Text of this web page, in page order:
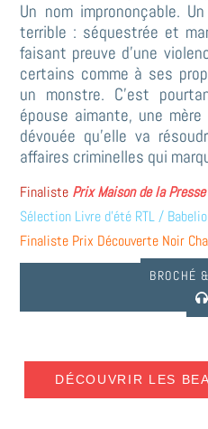
Un nom imprononçable.
terrible : séquestrée et
faisant preuve d’une
certains comme à ses
un monstre. C’est
épouse aimante, une
dévouée qu’elle va
affaires criminelles qui
Finaliste Prix Maison de la
Sélection Livre d’été RTL /
Finaliste Prix Découverte Noir
BROCHÉ
DÉCOUVRIR LES